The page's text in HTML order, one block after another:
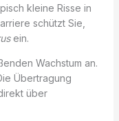
kleine Risse in
schützt Sie,
ein.
Wachstum an.
Übertragung
über